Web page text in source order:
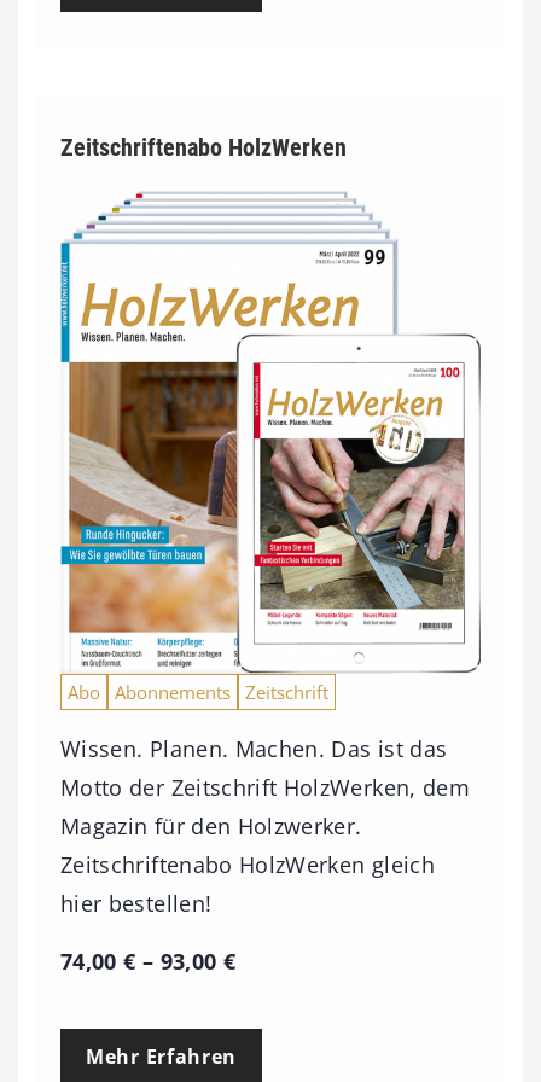
Zeitschriftenabo HolzWerken
Abo Abonnements Zeitschrift
Wissen. Planen. Machen. Das ist das
Motto der Zeitschrift HolzWerken, dem
Magazin für den Holzwerker.
Zeitschriftenabo HolzWerken gleich
hier bestellen!
74,00€ – 93,00 €P
e
Mehr Erfahren